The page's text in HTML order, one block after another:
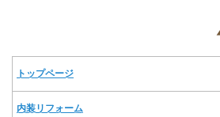
トップページ
内装リフォーム